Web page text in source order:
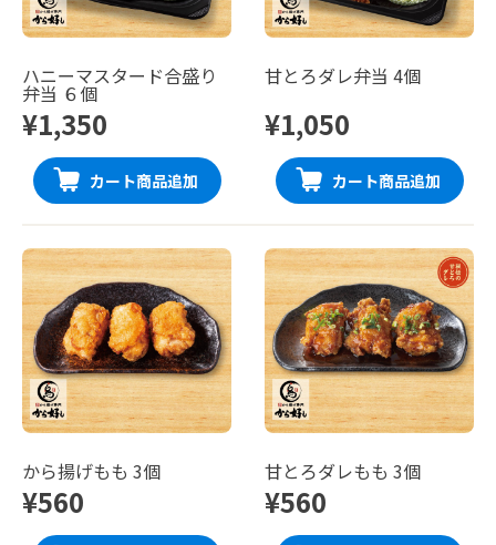
ハニーマスタード合盛り
弁当 ６個
¥1,350
カート商品追加
甘とろダレ弁当 4個
¥1,050
カート商品追加
から揚げもも 3個
¥560
甘とろダレもも 3個
¥560